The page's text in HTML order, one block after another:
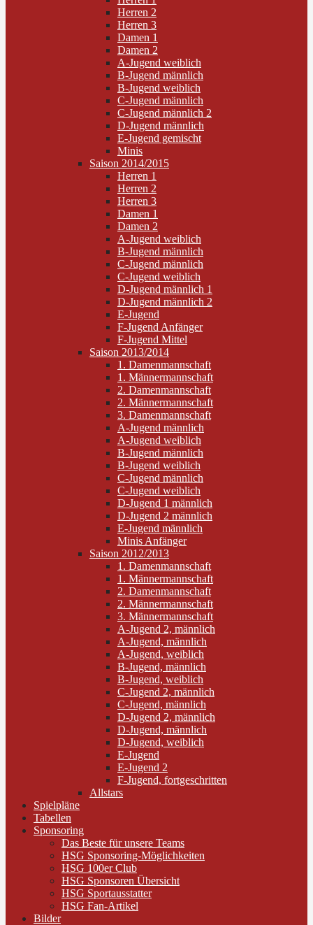
Herren 2
Herren 3
Damen 1
Damen 2
A-Jugend weiblich
B-Jugend männlich
B-Jugend weiblich
C-Jugend männlich
C-Jugend männlich 2
D-Jugend männlich
E-Jugend gemischt
Minis
Saison 2014/2015
Herren 1
Herren 2
Herren 3
Damen 1
Damen 2
A-Jugend weiblich
B-Jugend männlich
C-Jugend männlich
C-Jugend weiblich
D-Jugend männlich 1
D-Jugend männlich 2
E-Jugend
F-Jugend Anfänger
F-Jugend Mittel
Saison 2013/2014
1. Damenmannschaft
1. Männermannschaft
2. Damenmannschaft
2. Männermannschaft
3. Damenmannschaft
A-Jugend männlich
A-Jugend weiblich
B-Jugend männlich
B-Jugend weiblich
C-Jugend männlich
C-Jugend weiblich
D-Jugend 1 männlich
D-Jugend 2 männlich
E-Jugend männlich
Minis Anfänger
Saison 2012/2013
1. Damenmannschaft
1. Männermannschaft
2. Damenmannschaft
2. Männermannschaft
3. Männermannschaft
A-Jugend 2, männlich
A-Jugend, männlich
A-Jugend, weiblich
B-Jugend, männlich
B-Jugend, weiblich
C-Jugend 2, männlich
C-Jugend, männlich
D-Jugend 2, männlich
D-Jugend, männlich
D-Jugend, weiblich
E-Jugend
E-Jugend 2
F-Jugend, fortgeschritten
Allstars
Spielpläne
Tabellen
Sponsoring
Das Beste für unsere Teams
HSG Sponsoring-Möglichkeiten
HSG 100er Club
HSG Sponsoren Übersicht
HSG Sportausstatter
HSG Fan-Artikel
Bilder